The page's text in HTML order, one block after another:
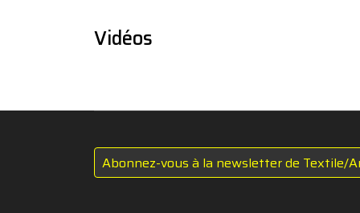
Vidéos
Abonnez-vous à la newsletter de Textile/